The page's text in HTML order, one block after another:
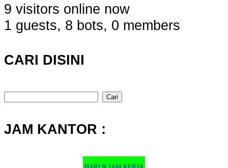
9 visitors online now
1 guests, 8 bots, 0 members
CARI DISINI
Cari
JAM KANTOR :